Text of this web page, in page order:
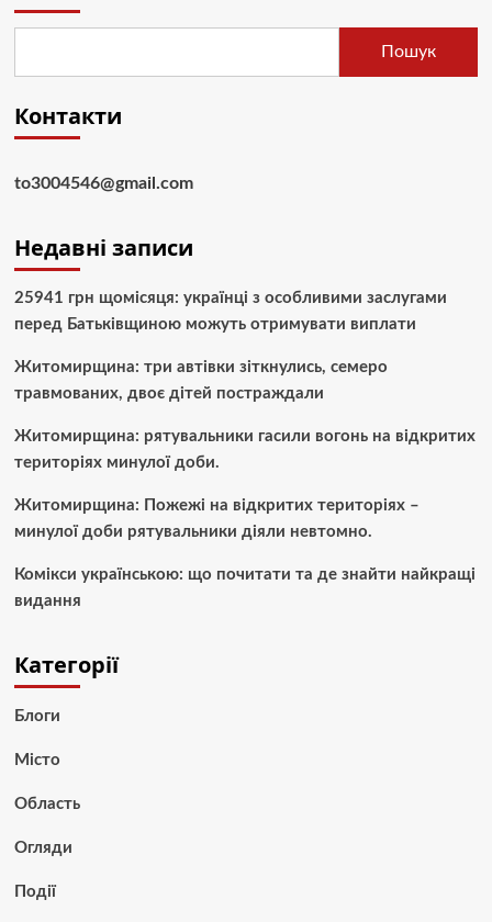
Пошук
Контакти
to3004546@gmail.com
Недавні записи
25941 грн щомісяця: українці з особливими заслугами
перед Батьківщиною можуть отримувати виплати
Житомирщина: три автівки зіткнулись, семеро
травмованих, двоє дітей постраждали
Житомирщина: рятувальники гасили вогонь на відкритих
територіях минулої доби.
Житомирщина: Пожежі на відкритих територіях –
минулої доби рятувальники діяли невтомно.
Комікси українською: що почитати та де знайти найкращі
видання
Категорії
Блоги
Місто
Область
Огляди
Події